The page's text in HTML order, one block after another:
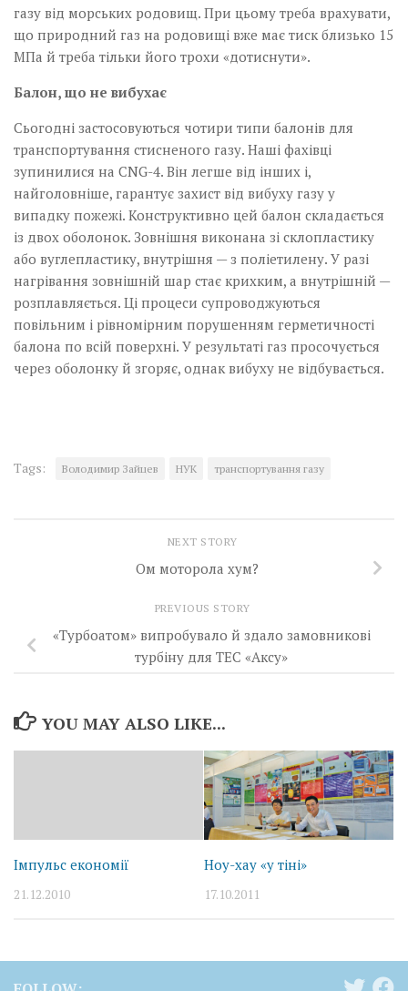
газу від морських родовищ. При цьому треба врахувати,
що природний газ на родовищі вже має тиск близько 15
МПа й треба тільки його трохи «дотиснути».
Балон, що не вибухає
Сьогодні застосовуються чотири типи балонів для
транспортування стисненого газу. Наші фахівці
зупинилися на CNG-4. Він легше від інших і,
найголовніше, гарантує захист від вибуху газу у
випадку пожежі. Конструктивно цей балон складається
із двох оболонок. Зовнішня виконана зі склопластику
або вуглепластику, внутрішня — з поліетилену. У разі
нагрівання зовнішній шар стає крихким, а внутрішній —
розплавляється. Ці процеси супроводжуються
повільним і рівномірним порушенням герметичності
балона по всій поверхні. У результаті газ просочується
через оболонку й згоряє, однак вибуху не відбувається.
Tags: Володимир Зайцев НУК транспортування газу
NEXT STORY
Ом моторола хум?
PREVIOUS STORY
«Турбоатом» випробувало й здало замовникові
турбіну для ТЕС «Аксу»
YOU MAY ALSO LIKE...
Імпульс економії
21.12.2010
Ноу-хау «у тіні»
17.10.2011